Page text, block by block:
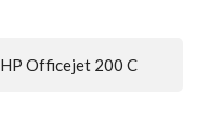
HP Officejet 200 C